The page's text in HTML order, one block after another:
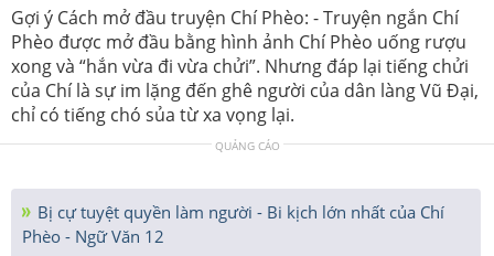
Gợi ý Cách mở đầu truyện Chí Phèo: - Truyện ngắn Chí
Phèo được mở đầu bằng hình ảnh Chí Phèo uống rượu
xong và “hắn vừa đi vừa chửi”. Nhưng đáp lại tiếng chửi
của Chí là sự im lặng đến ghê người của dân làng Vũ Đại,
chỉ có tiếng chó sủa từ xa vọng lại.
QUẢNG CÁO
Bị cự tuyệt quyền làm người - Bi kịch lớn nhất của Chí
Phèo - Ngữ Văn 12